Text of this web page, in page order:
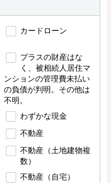
カードローン
プラスの財産はな
く、被相続人居住マ
ンションの管理費未払い
の負債が判明。その他は
不明。
わずかな現金
不動産
不動産（土地建物複
数）
不動産（自宅）